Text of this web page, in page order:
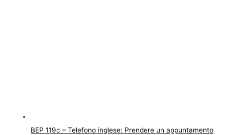
BEP 119c – Telefono inglese: Prendere un appuntamento